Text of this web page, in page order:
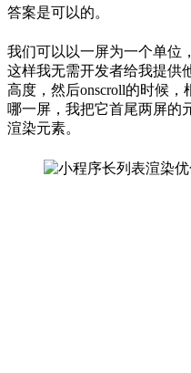
答案是可以的。
我们可以以一屏为一个单位
这样我无需开发者给我提供
高度，然后onscroll的时候，
哪一屏，我把它首尾两屏的
渲染元素。